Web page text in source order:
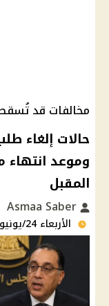
مخالفات قد تُسقط
حالات إلغاء
وموعد انتهاء
المقبل
الأربعاء 24/يونيو/2026 - 02:01 ص